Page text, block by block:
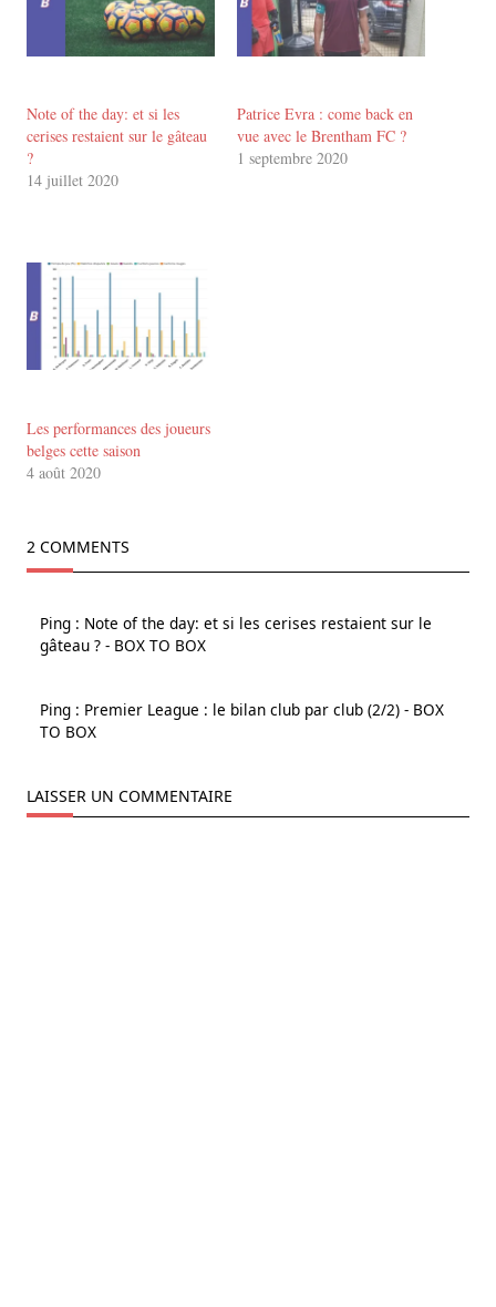
Note of the day: et si les
cerises restaient sur le gâteau
?
14 juillet 2020
Patrice Evra : come back en
vue avec le Brentham FC ?
1 septembre 2020
Les performances des joueurs
belges cette saison
4 août 2020
2 COMMENTS
Ping : Note of the day: et si les cerises restaient sur le
gâteau ? - BOX TO BOX
Ping : Premier League : le bilan club par club (2/2) - BOX
TO BOX
LAISSER UN COMMENTAIRE